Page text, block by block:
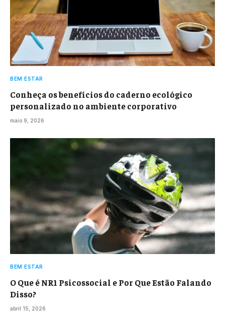
BEM ESTAR
Conheça os benefícios do caderno ecológico
personalizado no ambiente corporativo
maio 9, 2026
BEM ESTAR
O Que é NR1 Psicossocial e Por Que Estão Falando
Disso?
abril 15, 2026